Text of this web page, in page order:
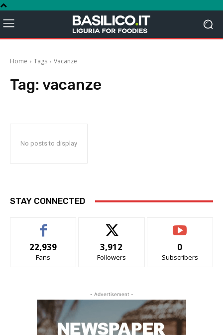
Home Tags Vacanze
Tag: vacanze
No posts to display
STAY CONNECTED
22,939
Fans
3,912
Followers
0
Subscribers
- Advertisement -